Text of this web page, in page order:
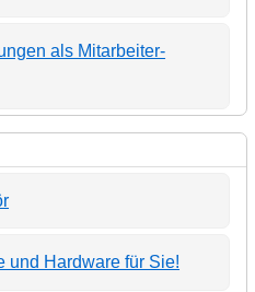
als Mitarbeiter-
und Hardware für Sie!